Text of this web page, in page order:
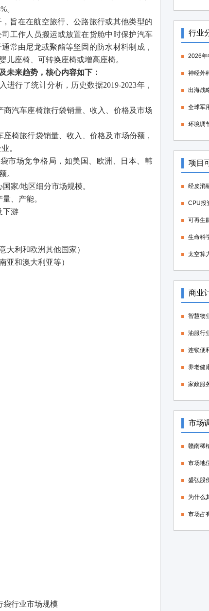
。
旨在在航空旅行、公路旅行或其他类型的
工作人员搬运或放置在货舱中时保护汽车
常由尼龙或聚酯等坚固的防水材料制成，
儿座椅、可转换座椅或增高座椅。
未来趋势，核心内容如下：
行了统计分析，历史数据2019-2023年，
汽车座椅旅行袋销量、收入、价格及市场
椅旅行袋销量、收入、价格及市场份额，
。
市场竞争格局，如美国、欧洲、日本、韩
。
家/地区细分市场规模。
、产能。
下游
大利和欧洲其他国家）
亚和澳大利亚等）
袋行业市场规模
行业
项目
商业
市场